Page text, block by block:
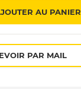
AU PANIER
PAR MAIL